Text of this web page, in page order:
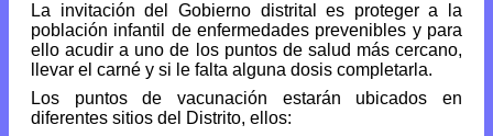
La invitación del Gobierno distrital es proteger a la
población infantil de enfermedades prevenibles y para
ello acudir a uno de los puntos de salud más cercano,
llevar el carné y si le falta alguna dosis completarla.
Los puntos de vacunación estarán ubicados en
diferentes sitios del Distrito, ellos: